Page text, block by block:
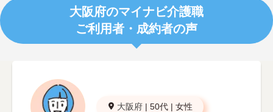
大阪府のマイナビ介護職
ご利用者・成約者の声
大阪府 | 50代 | 女性